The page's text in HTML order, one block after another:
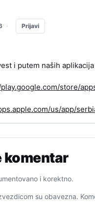
· Prijavi
i putem naših
store/
us/app/
komentar
i korektno.
su obavezna.